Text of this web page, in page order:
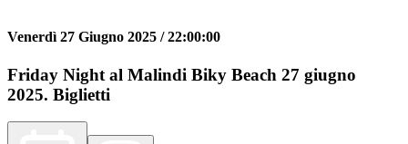
Venerdì 27 Giugno 2025 /22:00:00
Friday Night al Malindi Biky Beach 27 giugno
2025. Biglietti